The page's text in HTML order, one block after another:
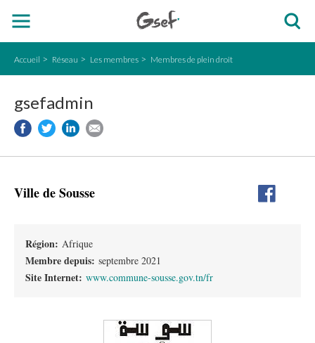
Accueil Réseau Les membres Membres de plein droit
gsefadmin
Ville de Sousse
Région: Afrique
Membre depuis: septembre 2021
Site Internet: www.commune-sousse.gov.tn/fr